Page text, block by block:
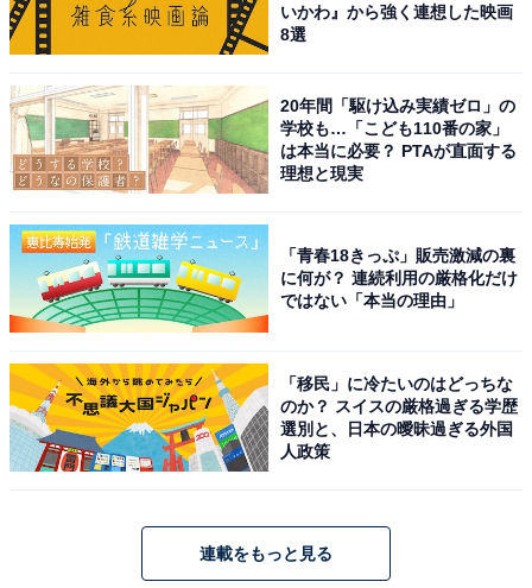
いかわ』から強く連想した映画
8選
20年間「駆け込み実績ゼロ」の
学校も…「こども110番の家」
は本当に必要？ PTAが直面する
理想と現実
「青春18きっぷ」販売激減の裏
に何が？ 連続利用の厳格化だけ
ではない「本当の理由」
「移民」に冷たいのはどっちな
のか？ スイスの厳格過ぎる学歴
選別と、日本の曖昧過ぎる外国
人政策
連載をもっと見る